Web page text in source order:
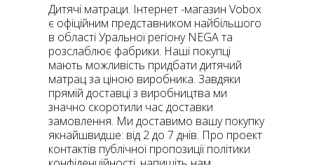
Дитячі матраци. Інтернет -магазин Vobox
є офіційним представником найбільшого
в області Уральної регіону NEGA та
розслаблює фабрики. Наші покупці
мають можливість придбати дитячий
матрац за ціною виробника. Завдяки
прямій доставці з виробництва ми
значно скоротили час доставки
замовлення. Ми доставимо вашу покупку
якнайшвидше: від 2 до 7 днів. Про проект
контактів публічної пропозиції політики